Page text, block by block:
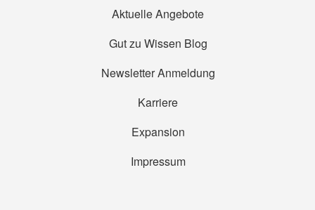
Aktuelle Angebote
Gut zu Wissen Blog
Newsletter Anmeldung
Karriere
Expansion
Impressum